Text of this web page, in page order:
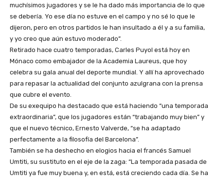
muchísimos jugadores y se le ha dado más importancia de lo que
se debería. Yo ese día no estuve en el campo y no sé lo que le
dijeron, pero en otros partidos le han insultado a él y a su familia,
y yo creo que aún estuvo moderado”.
Retirado hace cuatro temporadas, Carles Puyol está hoy en
Mónaco como embajador de la Academia Laureus, que hoy
celebra su gala anual del deporte mundial. Y allí ha aprovechado
para repasar la actualidad del conjunto azulgrana con la prensa
que cubre el evento.
De su exequipo ha destacado que está haciendo “una temporada
extraordinaria”, que los jugadores están “trabajando muy bien” y
que el nuevo técnico, Ernesto Valverde, “se ha adaptado
perfectamente a la filosofía del Barcelona”.
También se ha deshecho en elogios hacia el francés Samuel
Umtiti, su sustituto en el eje de la zaga: “La temporada pasada de
Umtiti ya fue muy buena y, en está, está creciendo cada día. Se ha